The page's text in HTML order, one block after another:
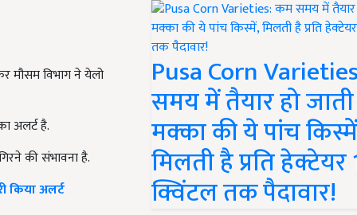
मौसम विभाग ने येलो
अलर्ट है.
की संभावना है.
किया अलर्ट
Pusa Corn
समय में तैयार हो
मक्का की ये पांच
मिलती है प्रति हेक्टेयर
क्विंटल तक पैदावार!